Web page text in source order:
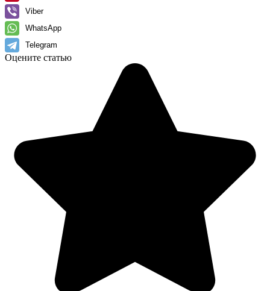
Viber
WhatsApp
Telegram
Оцените статью